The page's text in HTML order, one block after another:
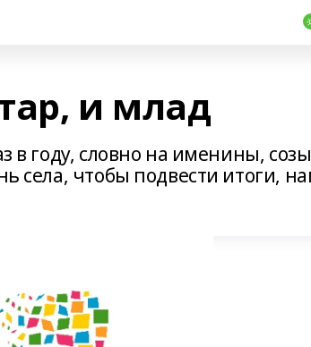
и млад
в году, словно на именины,
села, чтобы подвести итоги,